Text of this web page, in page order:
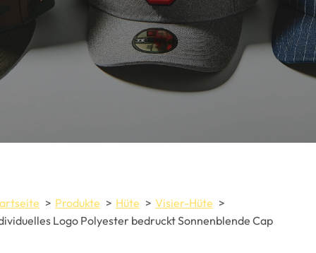
Produkte Hüte
Visier-Hüte
Logo Polyester bedruckt Sonnenblende Cap